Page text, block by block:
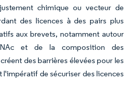
chimique ou vecteur de
des licences à des pairs plus
aux brevets, notamment autour
et de la composition des
des barrières élevées pour les
de sécuriser des licences